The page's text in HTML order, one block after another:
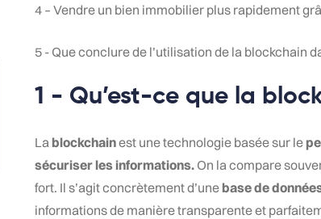
4 – Vendre un bien immobilier plus rapidement
5 - Que conclure de l’utilisation de la blockchain
1 - Qu’est-ce que la
La blockchainest une technologie basée sur le
sécuriser les informations. On la compare
fort. Il s’agit concrètement d’unebase de
informations de manière transparente et